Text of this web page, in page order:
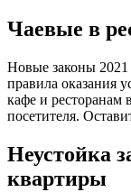
Чаевые в
Новые законы
правила оказания
кафе и ресторанам
посетителя.
Неустойка
квартиры